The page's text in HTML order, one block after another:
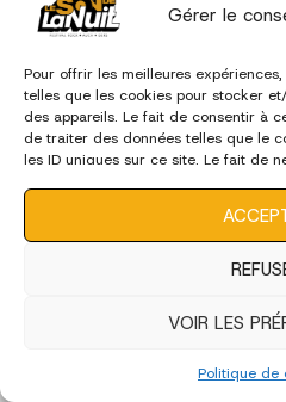
Gérer le
Pour offrir les meilleures
telles que les cookies pour stocker
des appareils. Le fait de consentir à
de traiter des données telles que le
les ID uniques sur ce site. Le fait de
VOIR LES
Politique de